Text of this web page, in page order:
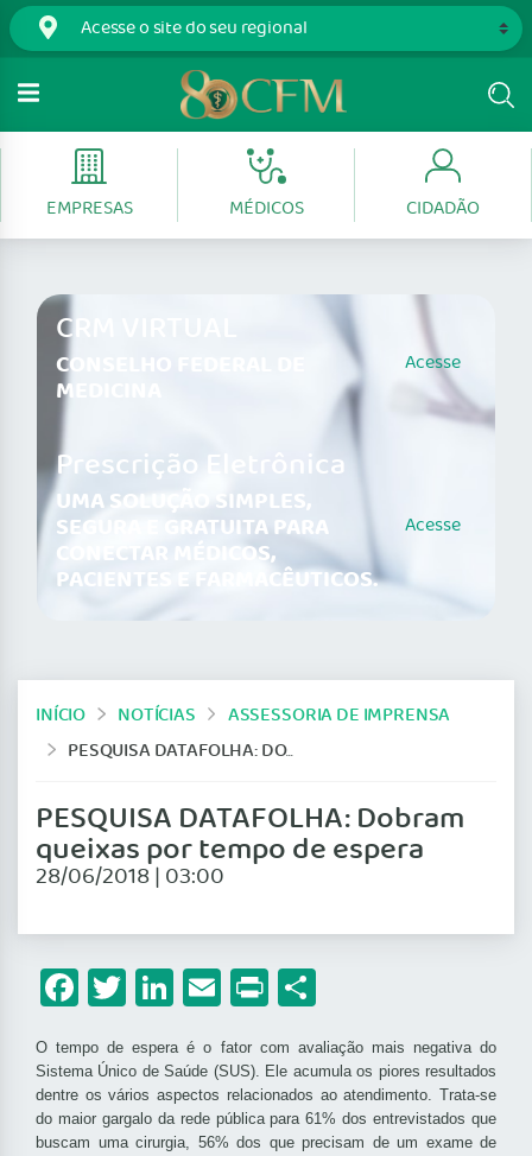
EMPRESAS MÉDICOS CIDADÃO
CRM VIRTUAL
CONSELHO FEDERAL DE
MEDICINA
Acesse
Prescrição Eletrônica
UMA SOLUÇÃO SIMPLES,
SEGURA E GRATUITA PARA
CONECTAR MÉDICOS,
PACIENTES E FARMACÊUTICOS.
Acesse
INÍCIO NOTÍCIAS
ASSESSORIA DE IMPRENSA
PESQUISA DATAFOLHA: DOBRAM QUEIXAS POR TEMPO DE ESPERA
PESQUISA DATAFOLHA: Dobram
queixas por tempo de espera
28/06/2018 | 03:00
Facebook
Twitter
LinkedIn
Email
Print
O tempo de espera é o fator com avaliação mais negativa do
Sistema Único de Saúde (SUS). Ele acumula os piores resultados
dentre os vários aspectos relacionados ao atendimento. Trata-se
do maior gargalo da rede pública para 61% dos entrevistados que
buscam uma cirurgia, 56% dos que precisam de um exame de